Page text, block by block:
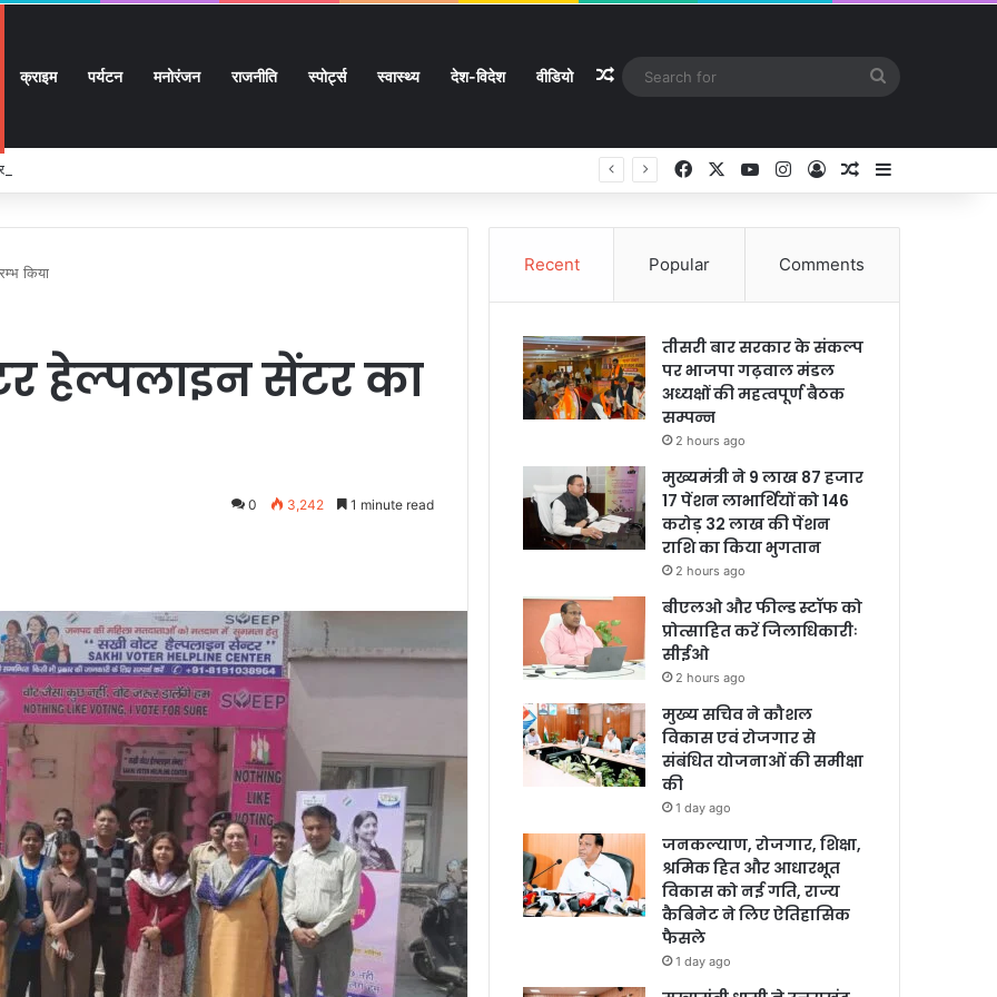
क्राइम पर्यटन मनोरंजन राजनीति स्पोर्ट्स स्वास्थ्य देश-विदेश वीडियो Random Article
87 हजार 17 पेंशन लाभार्थियों को 146 करोड़ 32 लाख की पेंशन राशि का किया भुगतान Facebook YouTubeInstagram
Log InRandom Article
किया
हेल्पलाइन सेंटर का
0 3,242 1 minute read
Recent Popular Comments
तीसरी बार सरकार के संकल्प
पर भाजपा गढ़वाल मंडल
अध्यक्षों की महत्वपूर्ण बैठक
सम्पन्न
2 hours ago
मुख्यमंत्री ने 9 लाख 87 हजार
17 पेंशन लाभार्थियों को 146
करोड़ 32 लाख की पेंशन
राशि का किया भुगतान
2 hours ago
बीएलओ और फील्ड स्टॉफ को
प्रोत्साहित करें जिलाधिकारीः
सीईओ
2 hours ago
मुख्य सचिव ने कौशल
विकास एवं रोजगार से
संबंधित योजनाओं की समीक्षा
की
1 day ago
जनकल्याण, रोजगार, शिक्षा,
श्रमिक हित और आधारभूत
विकास को नई गति, राज्य
कैबिनेट ने लिए ऐतिहासिक
फैसले
1 day ago